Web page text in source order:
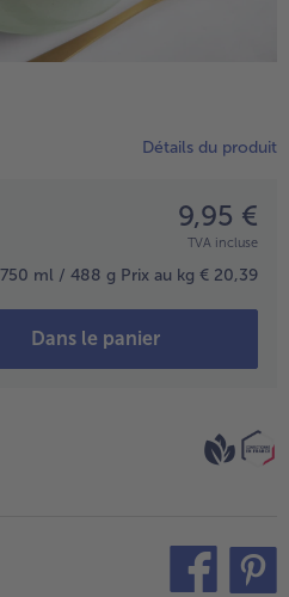
Pâtisserie
& Snacks
Détails du produit
9,95 €
TVA incluse
750 ml / 488 g Prix au kg € 20,39
Dans le panier